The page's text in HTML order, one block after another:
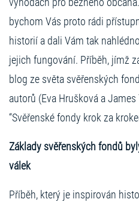
výhodách pro běžného
bychom Vás proto rádi
historií a dali Vám tak
jejich fungování. Příběh, jímž
blog ze světa svěřenských
autorů (Eva Hrušková a
“Svěřenské fondy krok za
Základy svěřenských fondů
válek
Příběh, který je inspirován